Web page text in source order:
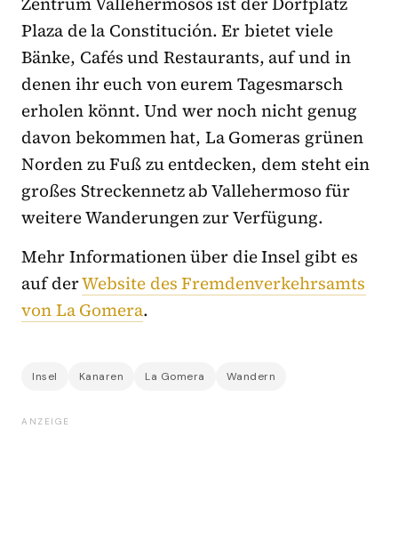
Plaza de la Constitución. Er bietet viele
Bänke, Cafés und Restaurants, auf und in
denen ihr euch von eurem Tagesmarsch
erholen könnt. Und wer noch nicht genug
davon bekommen hat, La Gomeras grünen
Norden zu Fuß zu entdecken, dem steht ein
großes Streckennetz ab Vallehermoso für
weitere Wanderungen zur Verfügung.
Mehr Informationen über die Insel gibt es
auf derWebsite des Fremdenverkehrsamts
von La Gomera.
Insel Kanaren La Gomera Wandern
ANZEIGE